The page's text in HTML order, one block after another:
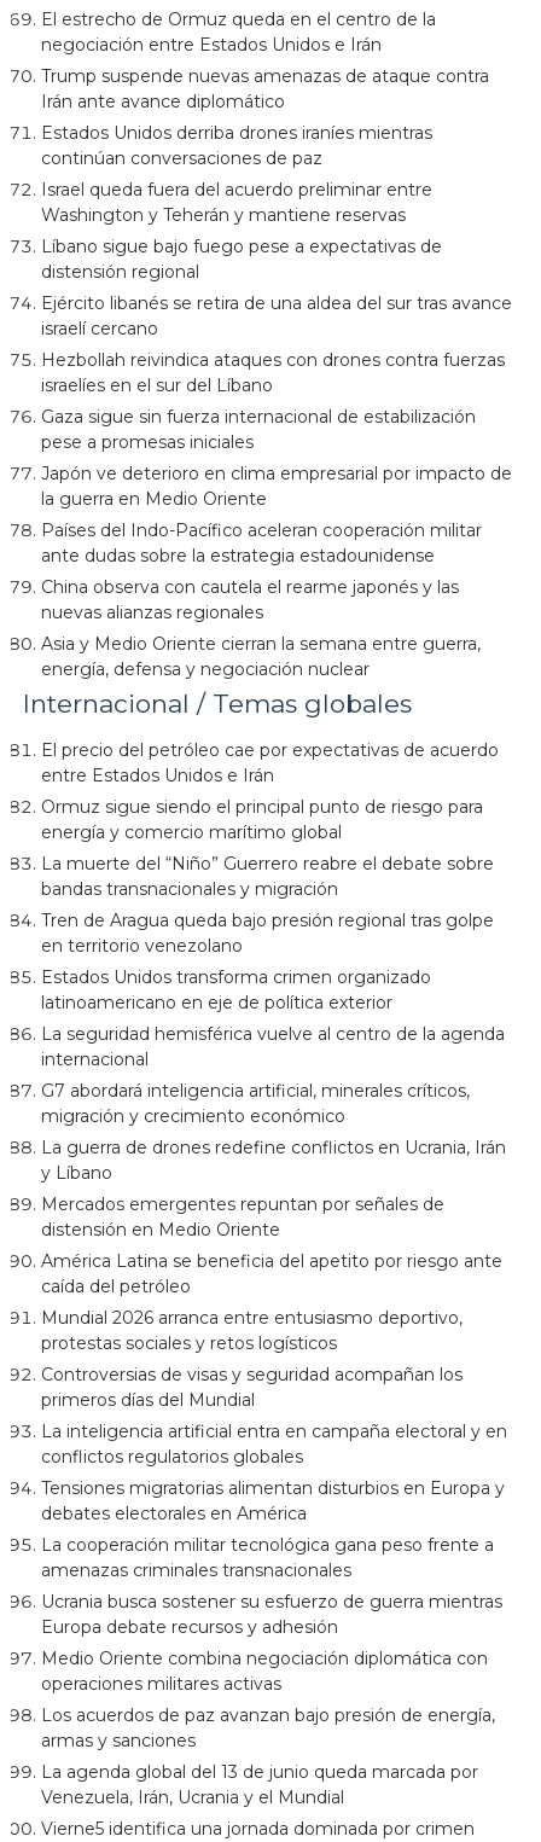
El estrecho de Ormuz queda en el centro de la
negociación entre Estados Unidos e Irán
Trump suspende nuevas amenazas de ataque contra
Irán ante avance diplomático
Estados Unidos derriba drones iraníes mientras
continúan conversaciones de paz
Israel queda fuera del acuerdo preliminar entre
Washington y Teherán y mantiene reservas
Líbano sigue bajo fuego pese a expectativas de
distensión regional
Ejército libanés se retira de una aldea del sur tras avance
israelí cercano
Hezbollah reivindica ataques con drones contra fuerzas
israelíes en el sur del Líbano
Gaza sigue sin fuerza internacional de estabilización
pese a promesas iniciales
Japón ve deterioro en clima empresarial por impacto de
la guerra en Medio Oriente
Países del Indo-Pacífico aceleran cooperación militar
ante dudas sobre la estrategia estadounidense
China observa con cautela el rearme japonés y las
nuevas alianzas regionales
Asia y Medio Oriente cierran la semana entre guerra,
energía, defensa y negociación nuclear
Internacional / Temas globales
El precio del petróleo cae por expectativas de acuerdo
entre Estados Unidos e Irán
Ormuz sigue siendo el principal punto de riesgo para
energía y comercio marítimo global
La muerte del “Niño” Guerrero reabre el debate sobre
bandas transnacionales y migración
Tren de Aragua queda bajo presión regional tras golpe
en territorio venezolano
Estados Unidos transforma crimen organizado
latinoamericano en eje de política exterior
La seguridad hemisférica vuelve al centro de la agenda
internacional
G7 abordará inteligencia artificial, minerales críticos,
migración y crecimiento económico
La guerra de drones redefine conflictos en Ucrania, Irán
y Líbano
Mercados emergentes repuntan por señales de
distensión en Medio Oriente
América Latina se beneficia del apetito por riesgo ante
caída del petróleo
Mundial 2026 arranca entre entusiasmo deportivo,
protestas sociales y retos logísticos
Controversias de visas y seguridad acompañan los
primeros días del Mundial
La inteligencia artificial entra en campaña electoral y en
conflictos regulatorios globales
Tensiones migratorias alimentan disturbios en Europa y
debates electorales en América
La cooperación militar tecnológica gana peso frente a
amenazas criminales transnacionales
Ucrania busca sostener su esfuerzo de guerra mientras
Europa debate recursos y adhesión
Medio Oriente combina negociación diplomática con
operaciones militares activas
Los acuerdos de paz avanzan bajo presión de energía,
armas y sanciones
La agenda global del 13 de junio queda marcada por
Venezuela, Irán, Ucrania y el Mundial
Vierne5 identifica una jornada dominada por crimen